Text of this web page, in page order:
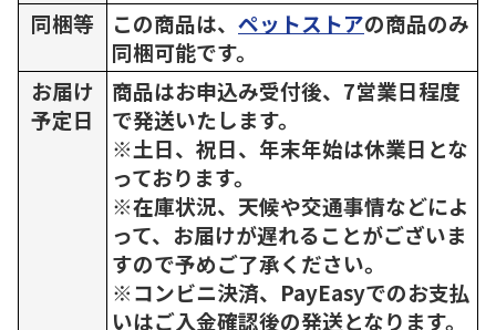
同梱等
この商品は、 ペットストアの商品のみ
同梱可能です。
お届け
予定日
商品はお申込み受付後、7営業日程度
で発送いたします。
※土日、祝日、年末年始は休業日とな
っております。
※在庫状況、天候や交通事情などによ
って、お届けが遅れることがございま
すので予めご了承ください。
※コンビニ決済、PayEasyでのお支払
いはご入金確認後の発送となります。